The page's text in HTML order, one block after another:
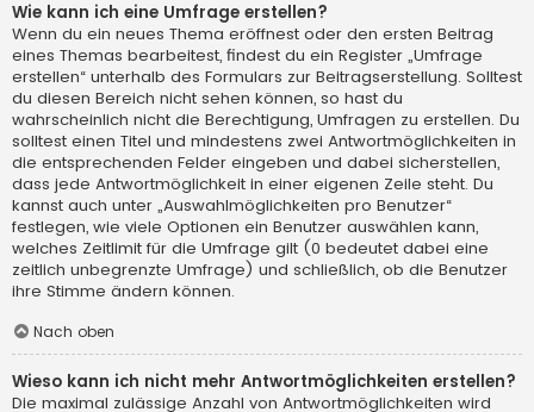
Wie kann ich eine Umfrage erstellen?
Wenn du ein neues Thema eröffnest oder den ersten Beitrag
eines Themas bearbeitest, findest du ein Register „Umfrage
erstellen“ unterhalb des Formulars zur Beitragserstellung. Solltest
du diesen Bereich nicht sehen können, so hast du
wahrscheinlich nicht die Berechtigung, Umfragen zu erstellen. Du
solltest einen Titel und mindestens zwei Antwortmöglichkeiten in
die entsprechenden Felder eingeben und dabei sicherstellen,
dass jede Antwortmöglichkeit in einer eigenen Zeile steht. Du
kannst auch unter „Auswahlmöglichkeiten pro Benutzer“
festlegen, wie viele Optionen ein Benutzer auswählen kann,
welches Zeitlimit für die Umfrage gilt (0 bedeutet dabei eine
zeitlich unbegrenzte Umfrage) und schließlich, ob die Benutzer
ihre Stimme ändern können.
Nach oben
Wieso kann ich nicht mehr Antwortmöglichkeiten erstellen?
Die maximal zulässige Anzahl von Antwortmöglichkeiten wird